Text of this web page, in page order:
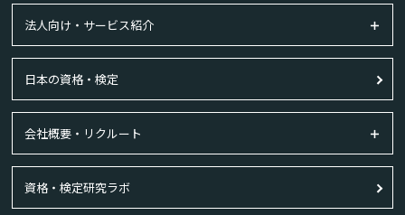
法人向け・サービス紹介
日本の資格・検定
会社概要・リクルート
資格・検定研究ラボ